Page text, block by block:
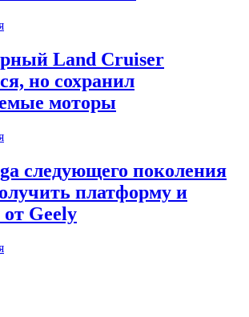
Land Cruiser
но сохранил
моторы
следующего поколения
платформу и
Geely